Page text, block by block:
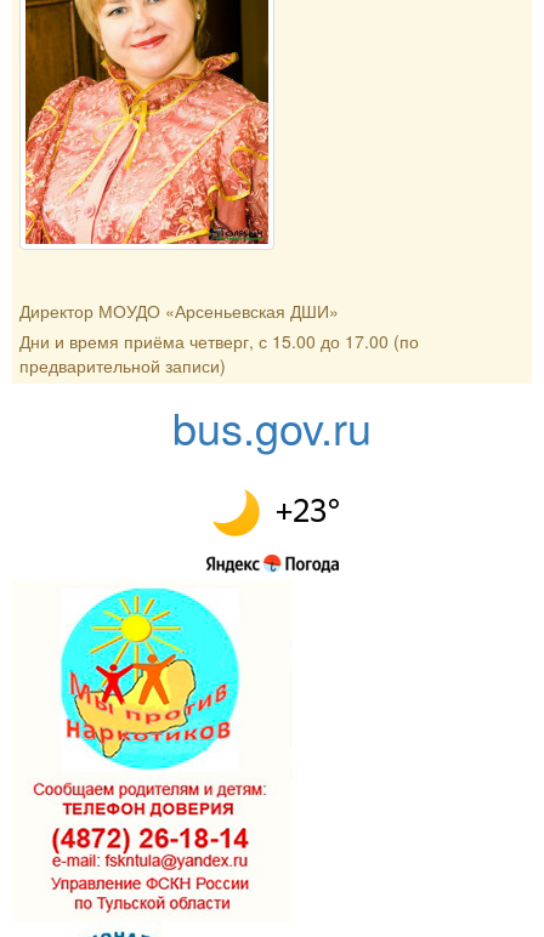
Директор МОУДО «Арсеньевская ДШИ»
Дни и время приёма четверг, с 15.00 до 17.00 (по
предварительной записи)
bus.gov.ru